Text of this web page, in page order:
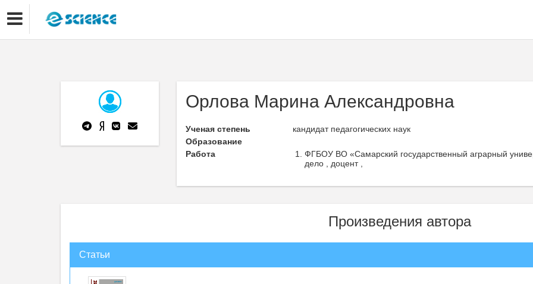
Орлова Марина Александровна
Ученая степень
кандидат педагогических наук
Образование
Работа
ФГБОУ ВО «Самарский государственный аграрный
дело , доцент ,
Произведения автора
Статьи